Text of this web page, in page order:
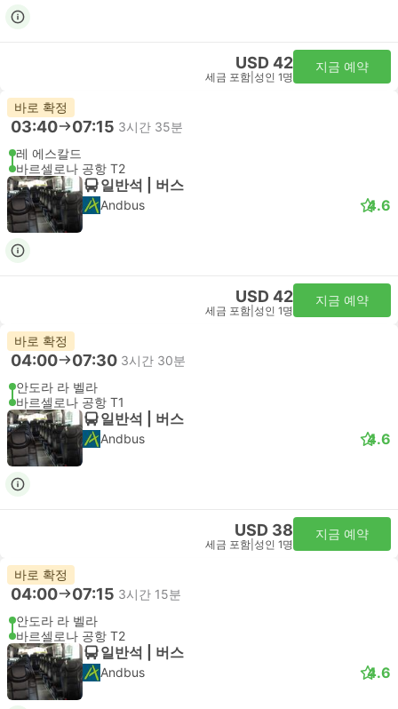
USD 42
세금 포함 성인 1명
지금 예약
바로 확정
03:40 07:15 3시간 35분
레 에스칼드
바르셀로나 공항 T2
일반석 | 버스
Andbus 4.6
USD 42
세금 포함 성인 1명
지금 예약
바로 확정
04:00 07:30 3시간 30분
안도라 라 벨라
바르셀로나 공항 T1
일반석 | 버스
Andbus 4.6
USD 38
세금 포함 성인 1명
지금 예약
바로 확정
04:00 07:15 3시간 15분
안도라 라 벨라
바르셀로나 공항 T2
일반석 | 버스
Andbus 4.6